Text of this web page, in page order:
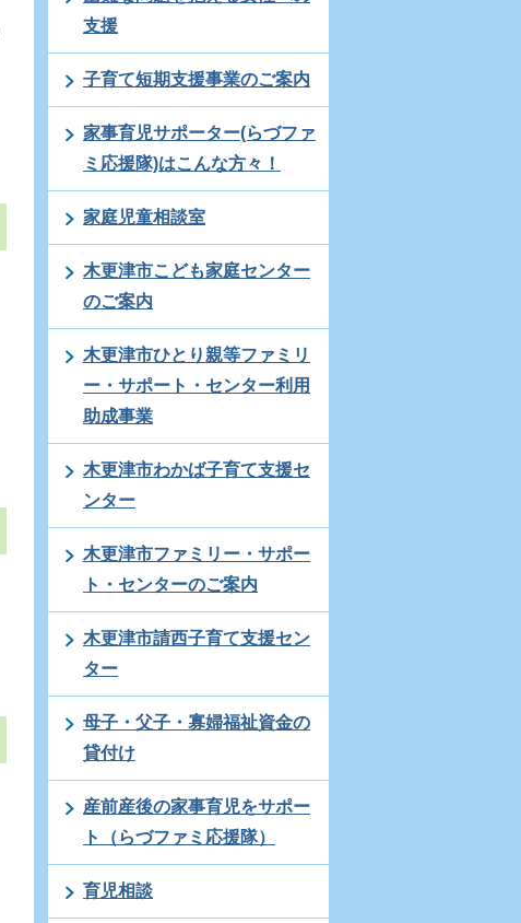
支援
子育て短期支援事業のご案内
家事育児サポーター(らづファ
ミ応援隊)はこんな方々！
家庭児童相談室
木更津市こども家庭センター
のご案内
木更津市ひとり親等ファミリ
ー・サポート・センター利用
助成事業
木更津市わかば子育て支援セ
ンター
木更津市ファミリー・サポー
ト・センターのご案内
木更津市請西子育て支援セン
ター
母子・父子・寡婦福祉資金の
貸付け
産前産後の家事育児をサポー
ト（らづファミ応援隊）
育児相談